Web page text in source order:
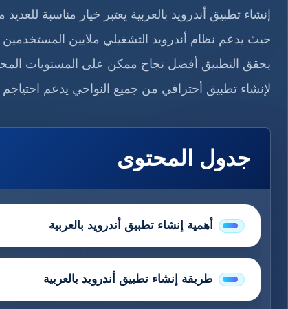
إنشاء تطبيق أندرويد بالعربية يعتبر خيار مناسبة
حيث يدعم نظام أندرويد التشغيلي ملايين المستخدمين
يحقق التطبيق أفضل نجاح ممكن على المستويات
لإنشاء تطبيق أحترافي من جميع النواحي يدعم احتياجم
جدول المحتوى
أهمية إنشاء تطبيق أندرويد بالعربية
طريقة إنشاء تطبيق أندرويد بالعربية